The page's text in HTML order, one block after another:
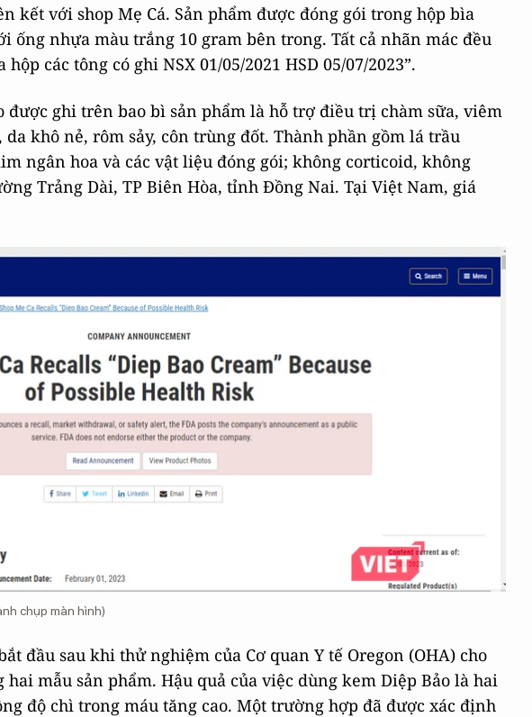
kết với shop Mẹ Cá. Sản phẩm được đóng gói trong hộp bìa
ống nhựa màu trắng 10 gram bên trong. Tất cả nhãn mác đều
các tông có ghi NSX 01/05/2021 HSD 05/07/2023”.
được ghi trên bao bì sản phẩm là hỗ trợ điều trị chàm sữa, viêm
khô nẻ, rôm sảy, côn trùng đốt. Thành phần gồm lá trầu
ngân hoa và các vật liệu đóng gói; không corticoid, không
Trảng Dài, TP Biên Hòa, tỉnh Đồng Nai. Tại Việt Nam, giá
chụp màn hình)
đầu sau khi thử nghiệm của Cơ quan Y tế Oregon (OHA) cho
mẫu sản phẩm. Hậu quả của việc dùng kem Diệp Bảo là hai
độ chì trong máu tăng cao. Một trường hợp đã được xác định